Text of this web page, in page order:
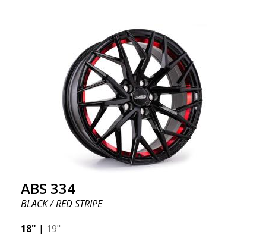
ABS 334
BLACK / RED STRIPE
18" | 19"